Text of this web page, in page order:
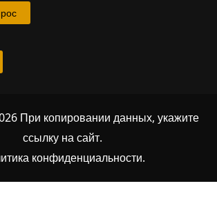
При копировании данных, укажите
ссылку на сайт.
конфиденциальности.